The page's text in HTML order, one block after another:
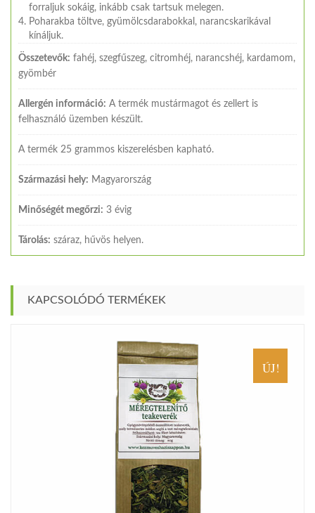
forraljuk sokáig, inkább csak tartsuk melegen.
Poharakba töltve, gyümölcsdarabokkal, narancskarikával
kínáljuk.
Összetevők: fahéj, szegfűszeg, citromhéj, narancshéj, kardamom,
gyömbér
Allergén információ: A termék mustármagot és zellert is
felhasználó üzemben készült.
A termék 25 grammos kiszerelésben kapható.
Származási hely: Magyarország
Minőségét megőrzi: 3 évig
Tárolás: száraz, hűvös helyen.
KAPCSOLÓDÓ TERMÉKEK
ÚJ!